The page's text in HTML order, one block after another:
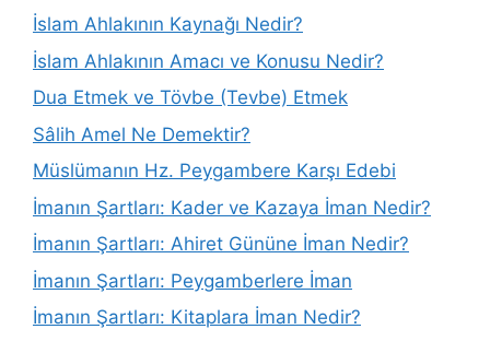
İslam Ahlakının Kaynağı Nedir?
İslam Ahlakının Amacı ve Konusu Nedir?
Dua Etmek ve Tövbe (Tevbe) Etmek
Sâlih Amel Ne Demektir?
Müslümanın Hz. Peygambere Karşı Edebi
İmanın Şartları: Kader ve Kazaya İman Nedir?
İmanın Şartları: Ahiret Gününe İman Nedir?
İmanın Şartları: Peygamberlere İman
İmanın Şartları: Kitaplara İman Nedir?